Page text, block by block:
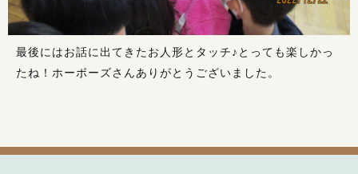
最後にはお話に出てきたお人形とタッチ♪とっても楽しかっ
たね！ホーボーズさんありがとうございました。